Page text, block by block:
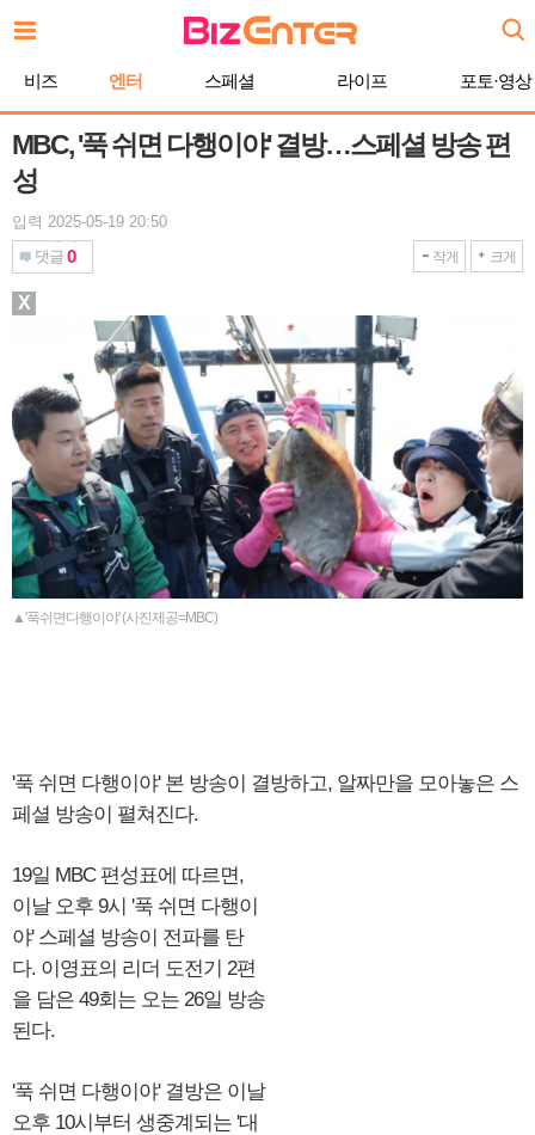
문
비즈 엔터 스페셜 라이프 포토·영상
MBC, '푹 쉬면 다행이야' 결방…스페셜 방송 편
성
입력 2025-05-19 20:50
댓글 0 작게 크게
▲'푹쉬면다행이야' (사진제공=MBC)
'푹 쉬면 다행이야' 본 방송이 결방하고, 알짜만을 모아놓은 스
페셜 방송이 펼쳐진다.
19일 MBC 편성표에 따르면,
이날 오후 9시 '푹 쉬면 다행이
야' 스페셜 방송이 전파를 탄
다. 이영표의 리더 도전기 2편
을 담은 49회는 오는 26일 방송
된다.
'푹 쉬면 다행이야' 결방은 이날
오후 10시부터 생중계되는 '대
X